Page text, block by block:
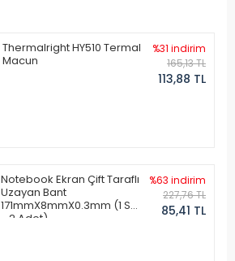
Thermalright HY510 Termal
Macun
%31 indirim
165,13 TL
113,88 TL
Notebook Ekran Çift Taraflı
Uzayan Bant
171mmX8mmX0.3mm (1 Set
- 2 Adet)
%63 indirim
227,76 TL
85,41 TL